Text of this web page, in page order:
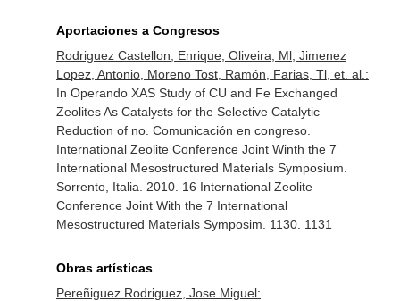
Aportaciones a Congresos
Rodriguez Castellon, Enrique, Oliveira, Ml, Jimenez
Lopez, Antonio, Moreno Tost, Ramón, Farias, Tl, et. al.:
In Operando XAS Study of CU and Fe Exchanged
Zeolites As Catalysts for the Selective Catalytic
Reduction of no. Comunicación en congreso.
International Zeolite Conference Joint Winth the 7
International Mesostructured Materials Symposium.
Sorrento, Italia. 2010. 16 International Zeolite
Conference Joint With the 7 International
Mesostructured Materials Symposim. 1130. 1131
Obras artísticas
Pereñiguez Rodriguez, Jose Miguel: